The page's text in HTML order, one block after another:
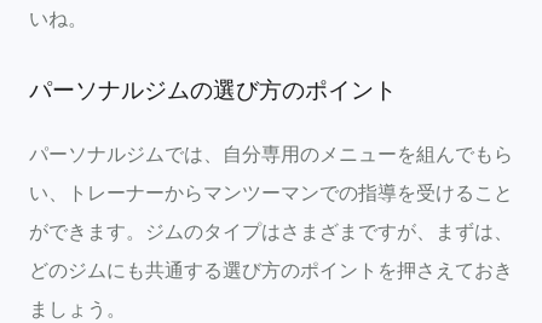
いね。
パーソナルジムの選び方のポイント
パーソナルジムでは、自分専用のメニューを組んでもら
い、トレーナーからマンツーマンでの指導を受けること
ができます。ジムのタイプはさまざまですが、まずは、
どのジムにも共通する選び方のポイントを押さえておき
ましょう。